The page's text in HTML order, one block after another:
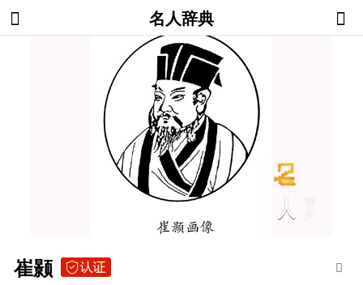
名人辞典
崔颢